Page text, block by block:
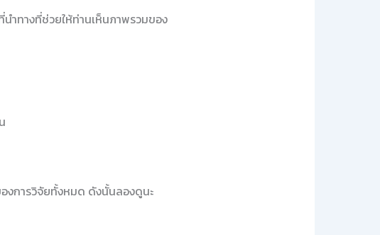
ำทางที่ช่วยให้ท่านเห็นภาพรวมของ
งการวิจัยทั้งหมด ดังนั้นลองดูนะ